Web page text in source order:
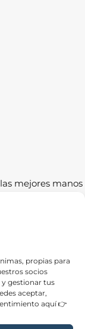
propias para
socios
gestionar tus
aceptar,
aquí 👉
mejores manos
con
oportunidad de
Opción para
de alquiler de